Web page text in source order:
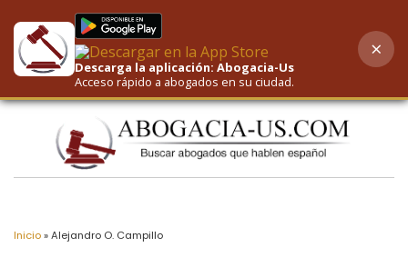
AI-Powered Search
Inicio»Alejandro O. Campillo
Descarga la aplicación: Abogacia-Us
Acceso rápido a abogados en su ciudad.
×